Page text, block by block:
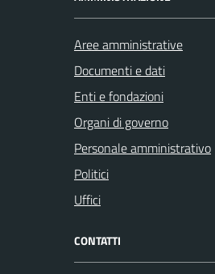
Aree amministrative
Documenti e dati
Enti e fondazioni
Organi di governo
Personale amministrativo
Politici
Uffici
CONTATTI